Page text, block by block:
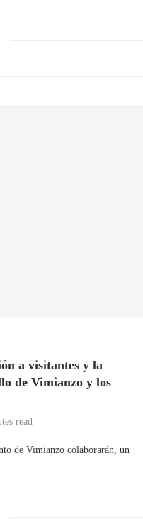
a visitantes y la
de Vimianzo y los
read
de Vimianzo colaborarán, un